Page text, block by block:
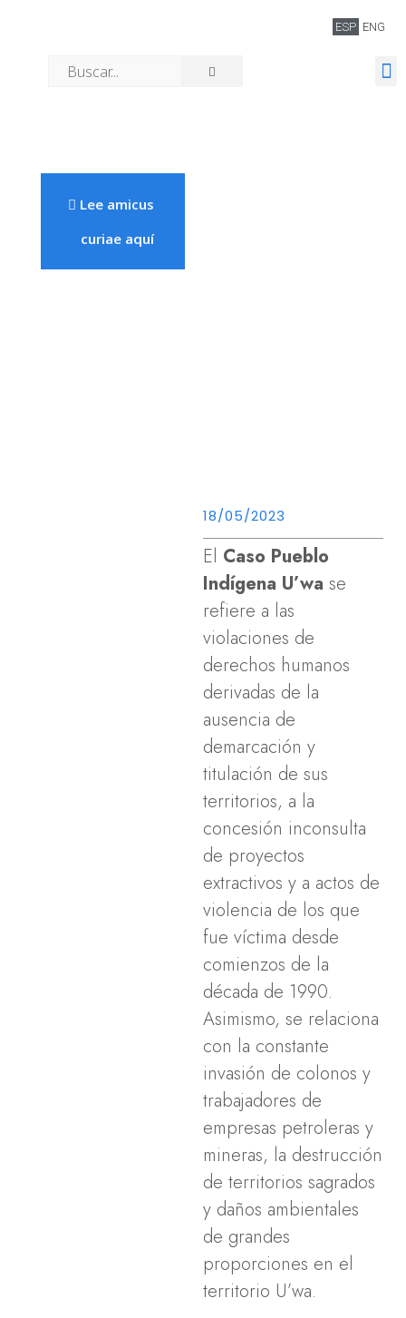
ESP ENG
Lee amicus
curiae aquí
18/05/2023
El Caso Pueblo
Indígena U’wa se
refiere a las
violaciones de
derechos humanos
derivadas de la
ausencia de
demarcación y
titulación de sus
territorios, a la
concesión inconsulta
de proyectos
extractivos y a actos de
violencia de los que
fue víctima desde
comienzos de la
década de 1990.
Asimismo, se relaciona
con la constante
invasión de colonos y
trabajadores de
empresas petroleras y
mineras, la destrucción
de territorios sagrados
y daños ambientales
de grandes
proporciones en el
territorio U’wa.